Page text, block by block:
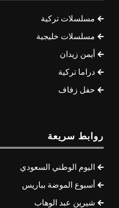
مسلسلات تركية
مسلسلات خليجية
أيمن زيدان
دراما تركية
حفل زفاف
روابط سريعة
اليوم الوطني السعودي
أسبوع الموضة بباريس
شيرين عبد الوهاب